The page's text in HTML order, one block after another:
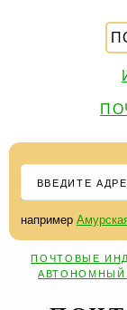
например
ПОЧТОВЫЕ
АВТОНОМНЫЙ